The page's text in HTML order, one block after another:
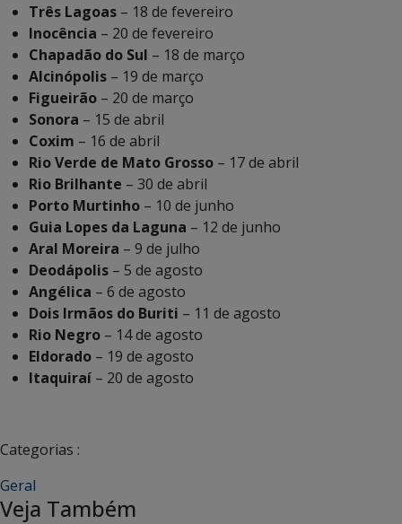
Três Lagoas – 18 de fevereiro
Inocência – 20 de fevereiro
Chapadão do Sul – 18 de março
Alcinópolis – 19 de março
Figueirão – 20 de março
Sonora – 15 de abril
Coxim – 16 de abril
Rio Verde de Mato Grosso – 17 de abril
Rio Brilhante – 30 de abril
Porto Murtinho – 10 de junho
Guia Lopes da Laguna – 12 de junho
Aral Moreira – 9 de julho
Deodápolis – 5 de agosto
Angélica – 6 de agosto
Dois Irmãos do Buriti – 11 de agosto
Rio Negro – 14 de agosto
Eldorado – 19 de agosto
Itaquiraí – 20 de agosto
Categorias :
Geral
Veja Também